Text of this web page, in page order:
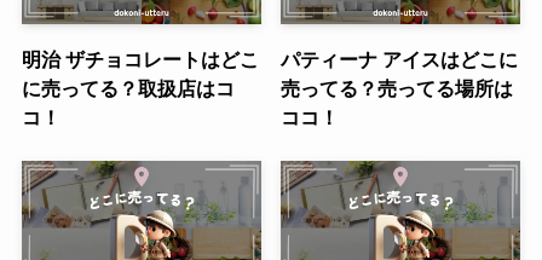
明治 ザチョコレートはどこ
に売ってる？取扱店はコ
コ！
パティーナ アイスはどこに
売ってる？売ってる場所は
ココ！